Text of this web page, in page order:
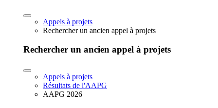
Appels à projets
Rechercher un ancien appel à projets
Rechercher un ancien appel à projets
Appels à projets
Résultats de l'AAPG
AAPG 2026